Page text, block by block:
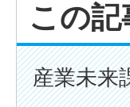
この
産業未来